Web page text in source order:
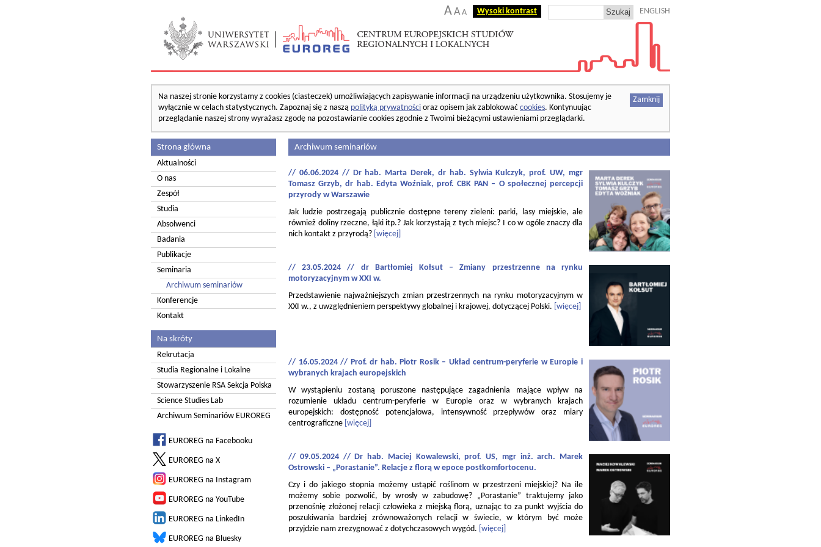
AA A Wysoki kontrast ENGLISH
Zamknij
Na naszej stronie korzystamy z cookies (ciasteczek) umożliwiających zapisywanie informacji na urządzeniu użytkownika. Stosujemy je
wyłącznie w celach statystycznych. Zapoznaj się z naszą polityką prywatności oraz opisem jak zablokować cookies. Kontynuując
przeglądanie naszej strony wyrażasz zgodę na pozostawianie cookies zgodnie z Twoimi bieżącymi ustawieniami przeglądarki.
Strona główna
Aktualności
O nas
Zespół
Studia
Absolwenci
Badania
Publikacje
Seminaria
Archiwum seminariów
Konferencje
Kontakt
Na skróty
Rekrutacja
Studia Regionalne i Lokalne
Stowarzyszenie RSA Sekcja Polska
Science Studies Lab
Archiwum Seminariów EUROREG
EUROREG na Facebooku
EUROREG na X
EUROREG na Instagram
EUROREG na YouTube
EUROREG na LinkedIn
EUROREG na Bluesky
Archiwum seminariów
// 06.06.2024 // Dr hab. Marta Derek, dr hab. Sylwia Kulczyk, prof. UW, mgr
Tomasz Grzyb, dr hab. Edyta Woźniak, prof. CBK PAN – O społecznej percepcji
przyrody w Warszawie
Jak ludzie postrzegają publicznie dostępne tereny zieleni: parki, lasy miejskie, ale
również doliny rzeczne, łąki itp.? Jak korzystają z tych miejsc? I co w ogóle znaczy dla
nich kontakt z przyrodą? [więcej]
// 23.05.2024 // dr Bartłomiej Kołsut – Zmiany przestrzenne na rynku
motoryzacyjnym w XXI w.
Przedstawienie najważniejszych zmian przestrzennych na rynku motoryzacyjnym w
XXI w., z uwzględnieniem perspektywy globalnej i krajowej, dotyczącej Polski. [więcej]
// 16.05.2024 // Prof. dr hab. Piotr Rosik – Układ centrum-peryferie w Europie i
wybranych krajach europejskich
W wystąpieniu zostaną poruszone następujące zagadnienia mające wpływ na
rozumienie układu centrum-peryferie w Europie oraz w wybranych krajach
europejskich: dostępność potencjałowa, intensywność przepływów oraz miary
centrograficzne [więcej]
// 09.05.2024 // Dr hab. Maciej Kowalewski, prof. US, mgr inż. arch. Marek
Ostrowski – „Porastanie”. Relacje z florą w epoce postkomfortocenu.
Czy i do jakiego stopnia możemy ustąpić roślinom w przestrzeni miejskiej? Na ile
możemy sobie pozwolić, by wrosły w zabudowę? „Porastanie” traktujemy jako
przenośnię złożonej relacji człowieka z miejską florą, uznając to za punkt wyjścia do
poszukiwania bardziej zrównoważonych relacji w świecie, w którym być może
przyjdzie nam zrezygnować z dotychczasowych wygód. [więcej]